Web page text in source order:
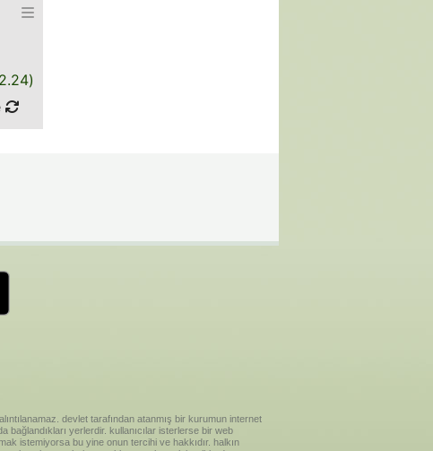
)
devlet tarafından atanmış bir kurumun internet
bağlandıkları yerlerdir. kullanıcılar isterlerse bir web
istemiyorsa bu yine onun tercihi ve hakkıdır. halkın